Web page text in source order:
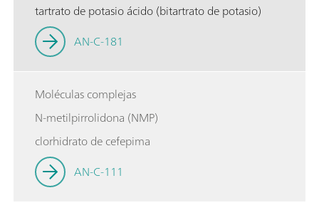
tartrato de potasio ácido (bitartrato de potasio)
AN-C-181
Moléculas complejas
N-metilpirrolidona (NMP)
clorhidrato de cefepima
AN-C-111